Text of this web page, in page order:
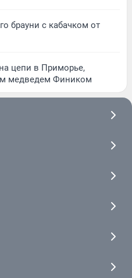
брауни с кабачком от
цепи в Приморье,
медведем Фиником